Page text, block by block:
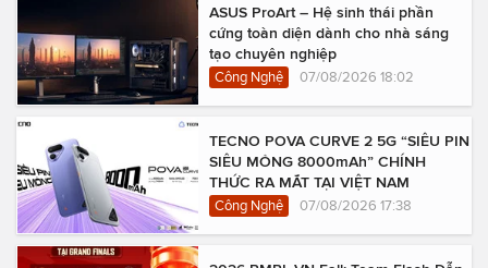
ASUS ProArt – Hệ sinh thái phần
cứng toàn diện dành cho nhà sáng
tạo chuyên nghiệp
Công Nghệ 07/08/2026 18:02
TECNO POVA CURVE 2 5G “SIÊU PIN
SIÊU MỎNG 8000mAh” CHÍNH
THỨC RA MẮT TẠI VIỆT NAM
Công Nghệ 07/08/2026 17:38